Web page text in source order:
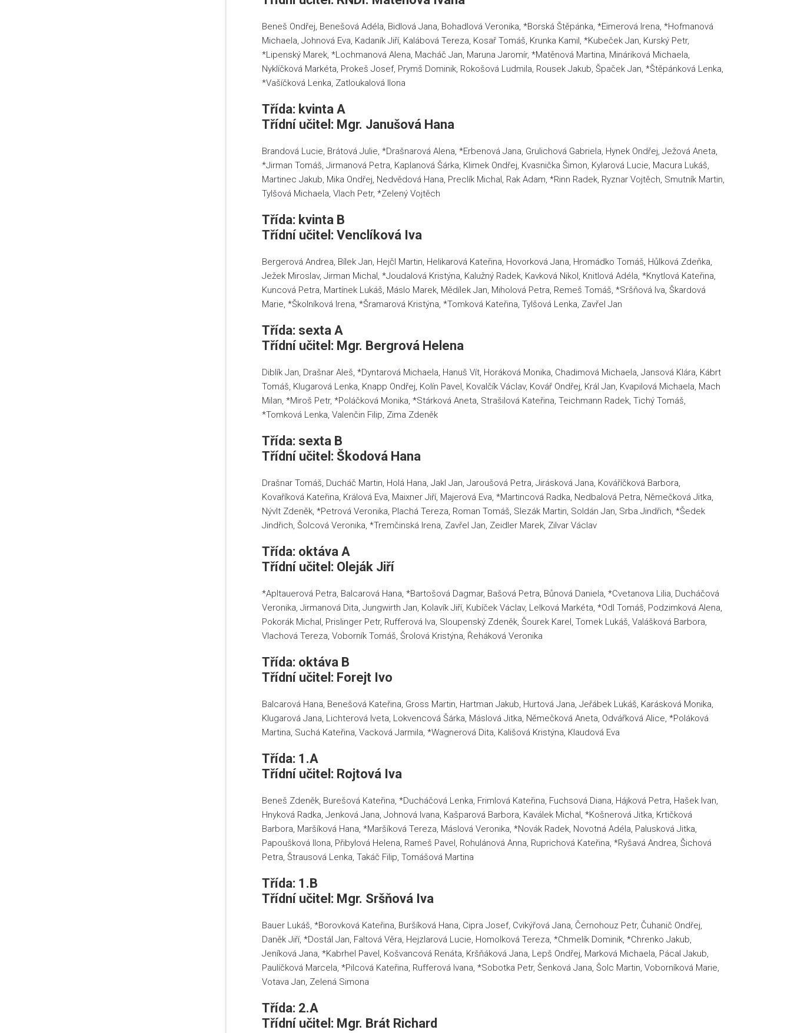
Beneš Ondřej, Benešová Adéla, Bidlová Jana, Bohadlová Veronika, *Borská Štěpánka, *Eimerová Irena, *Hofmanová
Michaela, Johnová Eva, Kadaník Jiří, Kalábová Tereza, Kosař Tomáš, Krunka Kamil, *Kubeček Jan, Kurský Petr,
*Lipenský Marek, *Lochmanová Alena, Macháč Jan, Maruna Jaromír, *Matěnová Martina, Mináriková Michaela,
Nyklíčková Markéta, Prokeš Josef, Prymš Dominik, Rokošová Ludmila, Rousek Jakub, Špaček Jan, *Štěpánková Lenka,
*Vašíčková Lenka, Zatloukalová Ilona
Třída: kvinta A
Třídní učitel: Mgr. Janušová Hana
Brandová Lucie, Brátová Julie, *Drašnarová Alena, *Erbenová Jana, Grulichová Gabriela, Hynek Ondřej, Ježová Aneta,
*Jirman Tomáš, Jirmanová Petra, Kaplanová Šárka, Klimek Ondřej, Kvasnička Šimon, Kylarová Lucie, Macura Lukáš,
Martinec Jakub, Mika Ondřej, Nedvědová Hana, Preclík Michal, Rak Adam, *Rinn Radek, Ryznar Vojtěch, Smutník Martin,
Tylšová Michaela, Vlach Petr, *Zelený Vojtěch
Třída: kvinta B
Třídní učitel: Venclíková Iva
Bergerová Andrea, Bílek Jan, Hejčl Martin, Helikarová Kateřina, Hovorková Jana, Hromádko Tomáš, Hůlková Zdeňka,
Ježek Miroslav, Jirman Michal, *Joudalová Kristýna, Kalužný Radek, Kavková Nikol, Knitlová Adéla, *Knytlová Kateřina,
Kuncová Petra, Martínek Lukáš, Máslo Marek, Mědílek Jan, Miholová Petra, Remeš Tomáš, *Sršňová Iva, Škardová
Marie, *Školníková Irena, *Šramarová Kristýna, *Tomková Kateřina, Tylšová Lenka, Zavřel Jan
Třída: sexta A
Třídní učitel: Mgr. Bergrová Helena
Diblík Jan, Drašnar Aleš, *Dyntarová Michaela, Hanuš Vít, Horáková Monika, Chadimová Michaela, Jansová Klára, Kábrt
Tomáš, Klugarová Lenka, Knapp Ondřej, Kolín Pavel, Kovalčík Václav, Kovář Ondřej, Král Jan, Kvapilová Michaela, Mach
Milan, *Miroš Petr, *Poláčková Monika, *Stárková Aneta, Strašilová Kateřina, Teichmann Radek, Tichý Tomáš,
*Tomková Lenka, Valenčin Filip, Zima Zdeněk
Třída: sexta B
Třídní učitel: Škodová Hana
Drašnar Tomáš, Ducháč Martin, Holá Hana, Jakl Jan, Jaroušová Petra, Jirásková Jana, Kováříčková Barbora,
Kovaříková Kateřina, Králová Eva, Maixner Jiří, Majerová Eva, *Martincová Radka, Nedbalová Petra, Němečková Jitka,
Nývlt Zdeněk, *Petrová Veronika, Plachá Tereza, Roman Tomáš, Slezák Martin, Soldán Jan, Srba Jindřich, *Šedek
Jindřich, Šolcová Veronika, *Tremčinská Irena, Zavřel Jan, Zeidler Marek, Zilvar Václav
Třída: oktáva A
Třídní učitel: Oleják Jiří
*Apltauerová Petra, Balcarová Hana, *Bartošová Dagmar, Bašová Petra, Bůnová Daniela, *Cvetanova Lilia, Ducháčová
Veronika, Jirmanová Dita, Jungwirth Jan, Kolavík Jiří, Kubíček Václav, Lelková Markéta, *Odl Tomáš, Podzimková Alena,
Pokorák Michal, Prislinger Petr, Rufferová Iva, Sloupenský Zdeněk, Šourek Karel, Tomek Lukáš, Valášková Barbora,
Vlachová Tereza, Voborník Tomáš, Šrolová Kristýna, Řeháková Veronika
Třída: oktáva B
Třídní učitel: Forejt Ivo
Balcarová Hana, Benešová Kateřina, Gross Martin, Hartman Jakub, Hurtová Jana, Jeřábek Lukáš, Karásková Monika,
Klugarová Jana, Lichterová Iveta, Lokvencová Šárka, Máslová Jitka, Němečková Aneta, Odvářková Alice, *Poláková
Martina, Suchá Kateřina, Vacková Jarmila, *Wagnerová Dita, Kališová Kristýna, Klaudová Eva
Třída: 1.A
Třídní učitel: Rojtová Iva
Beneš Zdeněk, Burešová Kateřina, *Ducháčová Lenka, Frimlová Kateřina, Fuchsová Diana, Hájková Petra, Hašek Ivan,
Hnyková Radka, Jenková Jana, Johnová Ivana, Kašparová Barbora, Kaválek Michal, *Košnerová Jitka, Krtičková
Barbora, Maršíková Hana, *Maršíková Tereza, Máslová Veronika, *Novák Radek, Novotná Adéla, Palusková Jitka,
Papoušková Ilona, Přibylová Helena, Rameš Pavel, Rohulánová Anna, Ruprichová Kateřina, *Ryšavá Andrea, Šichová
Petra, Štrausová Lenka, Takáč Filip, Tomášová Martina
Třída: 1.B
Třídní učitel: Mgr. Sršňová Iva
Bauer Lukáš, *Borovková Kateřina, Buršíková Hana, Cipra Josef, Cvikýřová Jana, Černohouz Petr, Čuhanič Ondřej,
Daněk Jiří, *Dostál Jan, Faltová Věra, Hejzlarová Lucie, Homolková Tereza, *Chmelík Dominik, *Chrenko Jakub,
Jeníková Jana, *Kabrhel Pavel, Košvancová Renáta, Kršňáková Jana, Lepš Ondřej, Marková Michaela, Pácal Jakub,
Paulíčková Marcela, *Pilcová Kateřina, Rufferová Ivana, *Sobotka Petr, Šenková Jana, Šolc Martin, Voborníková Marie,
Votava Jan, Zelená Simona
Třída: 2.A
Třídní učitel: Mgr. Brát Richard